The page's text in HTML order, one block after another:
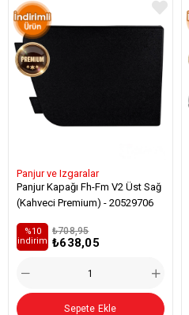
Panjur ve Izgaralar
Panjur Kapağı Fh-Fm V2 Üst Sağ
(Kahveci Premium) - 20529706
₺638,05
₺708,95
%10
i̇ndirim
Sepete Ekle